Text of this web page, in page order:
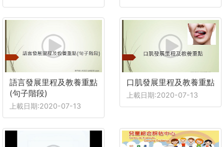
語言發展里程及教養重點
(句子階段)
上載日期:2020-07-13
口肌發展里程及教養重點
上載日期:2020-07-13